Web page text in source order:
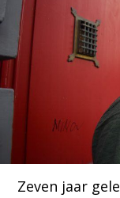
Zeven jaar